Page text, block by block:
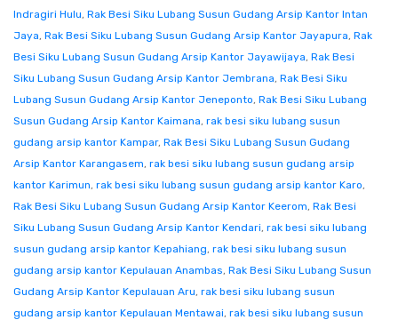
Indragiri Hulu, Rak Besi Siku Lubang Susun Gudang Arsip Kantor Intan
Jaya, Rak Besi Siku Lubang Susun Gudang Arsip Kantor Jayapura, Rak
Besi Siku Lubang Susun Gudang Arsip Kantor Jayawijaya, Rak Besi
Siku Lubang Susun Gudang Arsip Kantor Jembrana, Rak Besi Siku
Lubang Susun Gudang Arsip Kantor Jeneponto, Rak Besi Siku Lubang
Susun Gudang Arsip Kantor Kaimana, rak besi siku lubang susun
gudang arsip kantor Kampar, Rak Besi Siku Lubang Susun Gudang
Arsip Kantor Karangasem, rak besi siku lubang susun gudang arsip
kantor Karimun, rak besi siku lubang susun gudang arsip kantor Karo,
Rak Besi Siku Lubang Susun Gudang Arsip Kantor Keerom, Rak Besi
Siku Lubang Susun Gudang Arsip Kantor Kendari, rak besi siku lubang
susun gudang arsip kantor Kepahiang, rak besi siku lubang susun
gudang arsip kantor Kepulauan Anambas, Rak Besi Siku Lubang Susun
Gudang Arsip Kantor Kepulauan Aru, rak besi siku lubang susun
gudang arsip kantor Kepulauan Mentawai, rak besi siku lubang susun